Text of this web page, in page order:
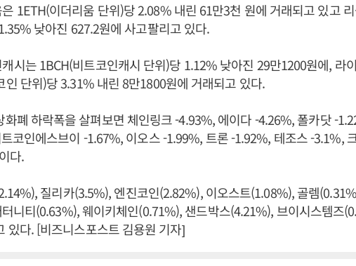
1ETH(이더리움 단위)당 2.08% 내린 61만3천 원에 거래되고 있고
낮아진 627.2원에 사고팔리고 있다.
시는 1BCH(비트코인캐시 단위)당 1.12% 낮아진 29만1200원에, 라
인 단위)당 3.31% 내린 8만1800원에 거래되고 있다.
화폐 하락폭을 살펴보면 체인링크 -4.93%, 에이다 -4.26%, 폴카닷 -
코인에스브이 -1.67%, 이오스 -1.99%, 트론 -1.92%, 테조스 -3.1%,
다.
질리카(3.5%), 엔진코인(2.82%), 이오스트(1.08%), 골렘
니티(0.63%), 웨이키체인(0.71%), 샌드박스(4.21%), 브이시스템즈
있다. [비즈니스포스트 김용원 기자]